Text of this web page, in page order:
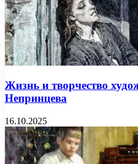
Жизнь и творчество
Непринцева
16.10.2025